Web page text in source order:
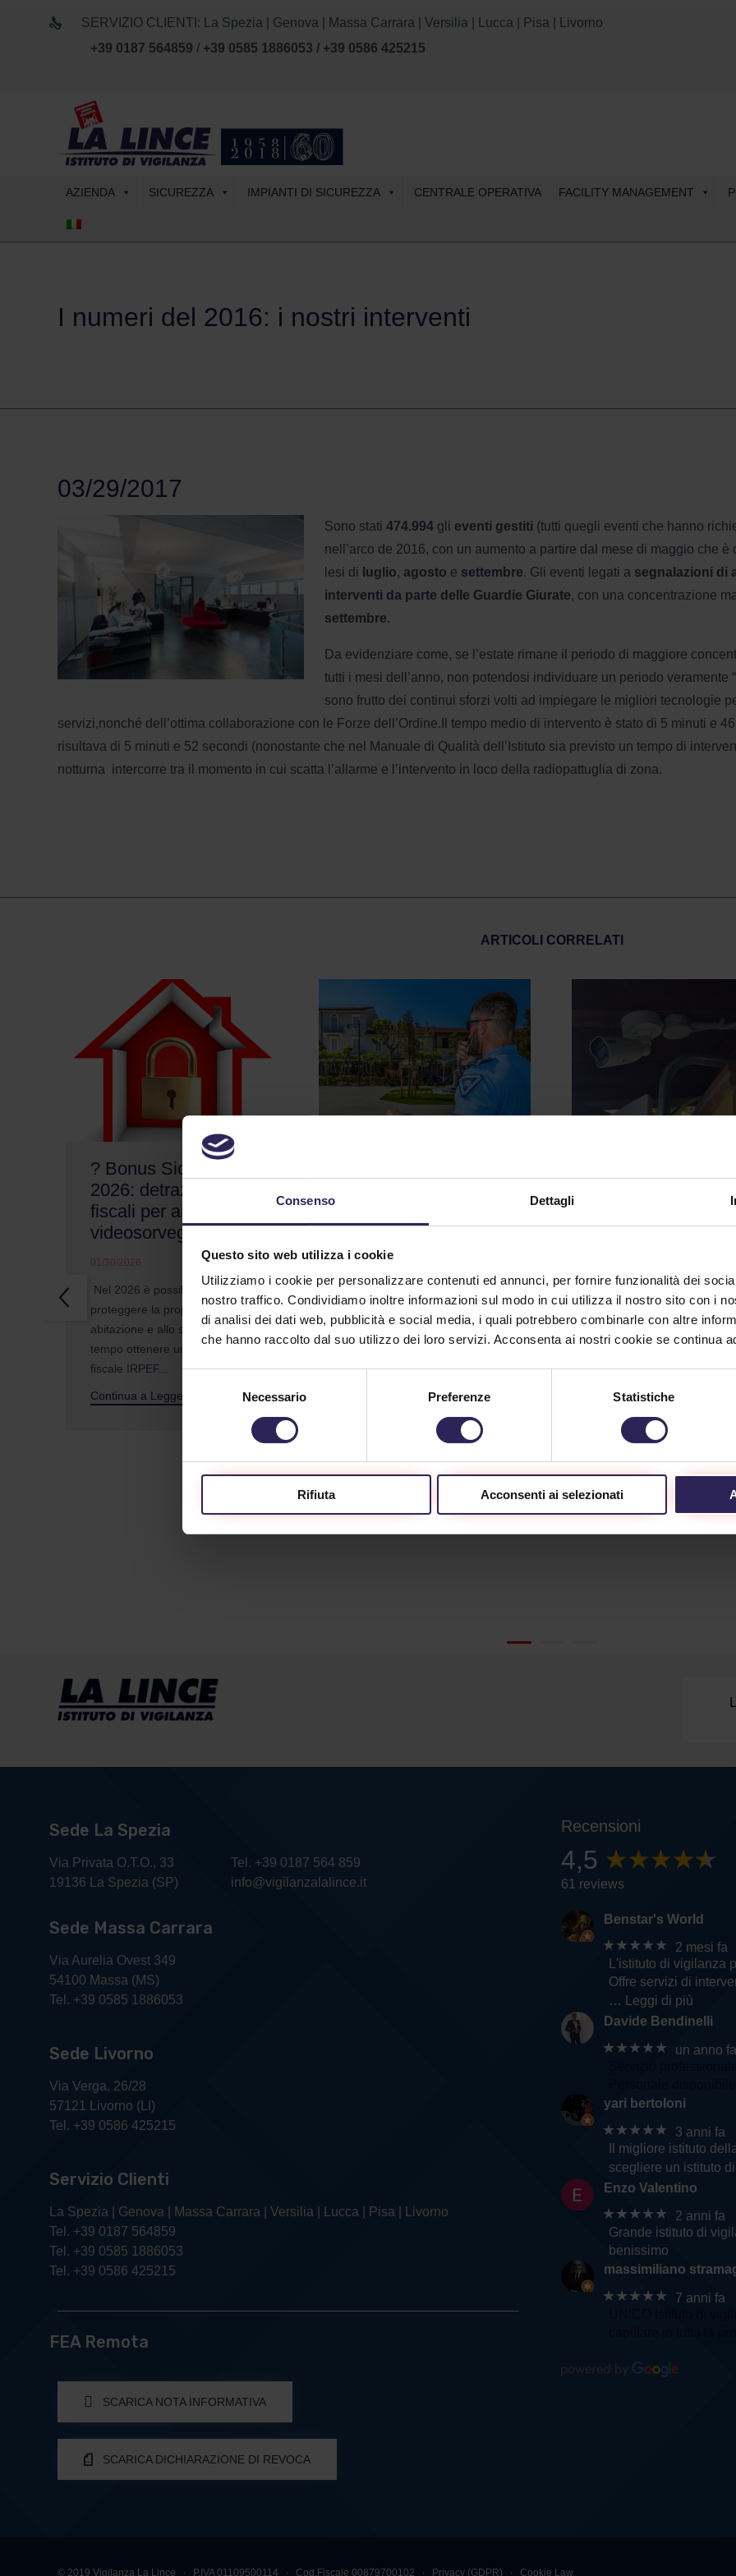
Consenso Dettagli
Questo sito web utilizza i cookie
Utilizziamo i cookie per personalizzare contenuti ed annunci, per fornire funzionalità dei
nostro traffico. Condividiamo inoltre informazioni sul modo in cui utilizza il nostro sito con i
di analisi dei dati web, pubblicità e social media, i quali potrebbero combinarle con altre
che hanno raccolto dal suo utilizzo dei loro servizi. Acconsenta ai nostri cookie se continua
del
Necessario Preferenze Statistiche
Rifiuta Acconsenti ai selezionati
SERVIZIO CLIENTI: La Spezia | Genova | Massa Carrara | Versilia | Lucca | Pisa | Livorno
+39 0187 564859 / +39 0585 1886053 / +39 0586 425215
AZIENDA SICUREZZA IMPIANTI DI SICUREZZA CENTRALE OPERATIVA FACILITY MANAGEMENT
I numeri del 2016: i nostri interventi
03/29/2017
Sono stati 474.994 gli eventi gestiti (tutti quegli eventi che hanno
nell’arco de 2016, con un aumento a partire dal mese di maggio che
lesi di luglio, agosto e settembre. Gli eventi legati a segnalazioni di
interventi da parte delle Guardie Giurate, con una concentrazione
settembre.
Da evidenziare come, se l’estate rimane il periodo di maggiore
tutti i mesi dell’anno, non potendosi individuare un periodo veramente
sono frutto dei continui sforzi volti ad impiegare le migliori tecnologie
servizi,nonché dell’ottima collaborazione con le Forze dell’Ordine.Il tempo medio di intervento è stato di 5 minuti e
risultava di 5 minuti e 52 secondi (nonostante che nel Manuale di Qualità dell’Istituto sia previsto un tempo di
notturna intercorre tra il momento in cui scatta l’allarme e l’intervento in loco della radiopattuglia di zona.
ARTICOLI CORRELATI
? Bonus Sicurezza
2026: detrazioni
fiscali per antifurto e
videosorveglianza
01/30/2026
Nel 2026 è possibile
proteggere la propria
abitazione e allo stesso
tempo ottenere una detrazione
fiscale IRPEF...
Continua a Leggere
nostro impegno
01/22/2026
raccontano, meglio di ogni
sicurezza
e gestione
01/22/2026
con intelligenza
artificiale rappresenta oggi
Continua a Leggere
Sede La Spezia
Via Privata O.T.O., 33
19136 La Spezia (SP)
Tel. +39 0187 564 859
info@vigilanzalalince.it
Sede Massa Carrara
Via Aurelia Ovest 349
54100 Massa (MS)
Tel. +39 0585 1886053
Sede Livorno
Via Verga, 26/28
57121 Livorno (LI)
Tel. +39 0586 425215
Servizio Clienti
La Spezia | Genova | Massa Carrara | Versilia | Lucca | Pisa | Livorno
Tel. +39 0187 564859
Tel. +39 0585 1886053
Tel. +39 0586 425215
FEA Remota
SCARICA NOTA INFORMATIVA
SCARICA DICHIARAZIONE DI REVOCA
Recensioni
4,5
61 reviews
Benstar's World
★★★★★
2 mesi fa
L'istituto di vigilanza
Offre servizi di
… Leggi di più
Davide Bendinelli
★★★★★
un anno fa
yari bertoloni
★★★★★
3 anni fa
Il migliore istituto
scegliere un istituto
Enzo Valentino
★★★★★
2 anni fa
Grande istituto di
benissimo
massimiliano
★★★★★
7 anni fa
© 2019 Vigilanza La Lince ∙ P.IVA 01109500114 ∙ Cod.Fiscale 00879700102 ∙ Privacy (GDPR) ∙ Cookie Law